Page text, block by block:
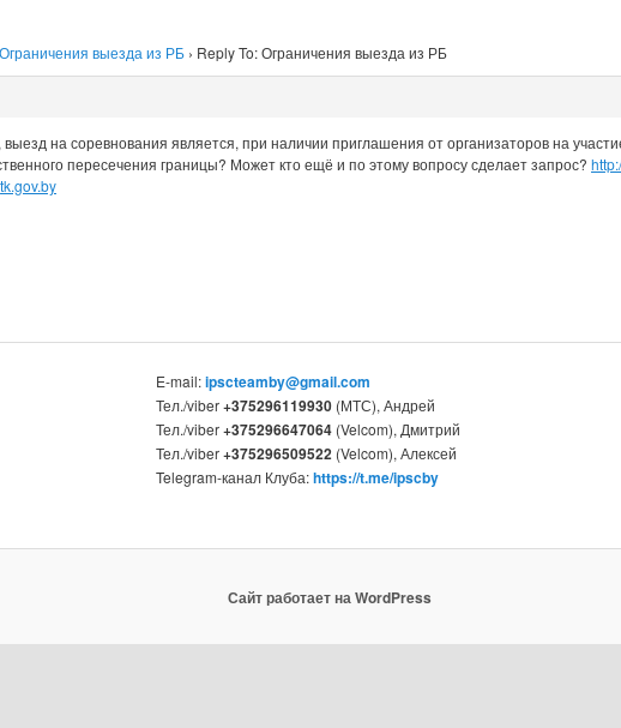
Ограничения выезда из РБ › Reply To: Ограничения выезда из РБ
на соревнования является, при наличии приглашения от организаторов на
пересечения границы? Может кто ещё и по этому вопросу сделает запрос?
E-mail:ipscteamby@gmail.com
Тел./viber+375296119930(МТС), Андрей
Тел./viber+375296647064(Velcom), Дмитрий
Тел./viber+375296509522 (Velcom), Алексей
Telegram-канал Клуба:https://t.me/ipscby
Сайт работает на WordPress